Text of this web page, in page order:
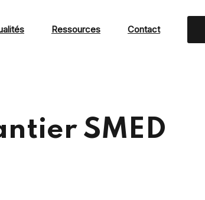
Ressources Contact
SMED